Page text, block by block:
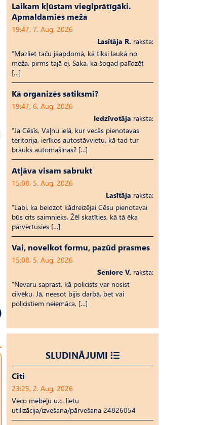
Laikam kļūstam vieglprātīgāki.
Apmaldamies mežā
19:47, 7. Aug, 2026
Lasītāja R. raksta:
“Mazliet taču jāapdomā, kā tiksi laukā no
meža, pirms tajā ej. Saka, ka šogad palīdzēt
[…]
Kā organizēs satiksmi?
19:47, 6. Aug, 2026
Iedzīvotāja raksta:
“Ja Cēsīs, Vaļņu ielā, kur vecās pienotavas
teritorija, ierīkos autostāvvietu, kā tad tur
brauks automašīnas? […]
Atļāva visam sabrukt
15:08, 5. Aug, 2026
Lasītāja raksta:
“Labi, ka beidzot kādreizējai Cēsu pienotavai
būs cits saimnieks. Žēl skatīties, kā tā ēka
pārvērtusies […]
Vai, novelkot formu, pazūd prasmes
15:08, 5. Aug, 2026
Seniore V. raksta:
“Nevaru saprast, kā policists var nosist
cilvēku. Jā, neesot bijis darbā, bet vai
policistiem neiemāca, […]
SLUDINĀJUMI
Citi
23:25, 2. Aug, 2026
Veco mēbeļu u.c. lietu
utilizācija/izvešana/pārvešana 24826054